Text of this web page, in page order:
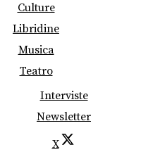
Culture
Libridine
Musica
Teatro
Interviste
Newsletter
X